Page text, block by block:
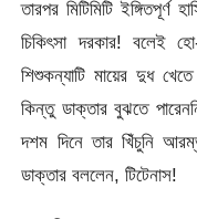
তারপর মিটিমিটি
চিকিৎসা দরকার! বলেই
শিশুকন্যাটি মায়ের দুধ
কিন্তু ডাক্তার বুঝতে
দশম দিনে তার খিঁচুনি
ডাক্তার বললেন, টিটেনাস!